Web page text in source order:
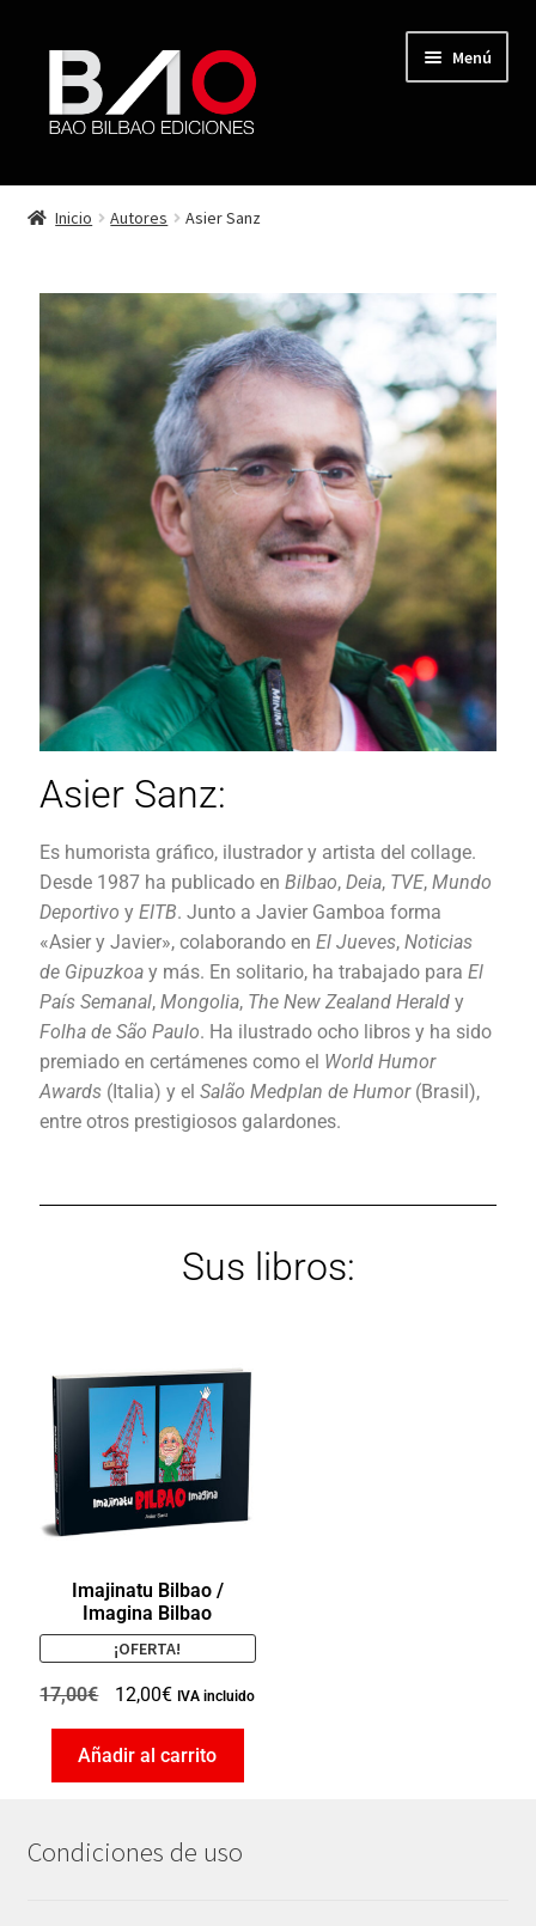
Menú
TIENDA
AUTORES
REVISTA BAO
CONTACTO
FINALIZAR COMPRA
Inicio Autores Asier Sanz
Asier Sanz:
Es humorista gráfico, ilustrador y artista del collage.
Desde 1987 ha publicado en Bilbao, Deia, TVE, Mundo
Deportivo y EITB. Junto a Javier Gamboa forma
«Asier y Javier», colaborando en El Jueves, Noticias
de Gipuzkoay más. En solitario, ha trabajado para El
País Semanal, Mongolia, The New Zealand Heraldy
Folha de São Paulo. Ha ilustrado ocho libros y ha sido
premiado en certámenes como el World Humor
Awards(Italia) y el Salão Medplan de Humor(Brasil),
entre otros prestigiosos galardones.
Sus libros:
Imajinatu Bilbao /
Imagina Bilbao
¡OFERTA!
17,00€ 12,00€ IVA incluido
Añadir al carrito
Condiciones de uso